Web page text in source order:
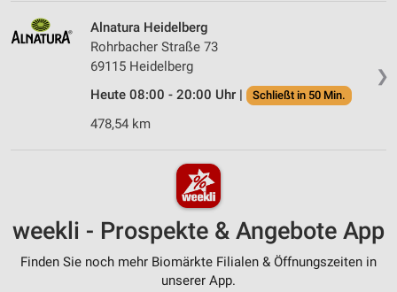
❯
Alnatura Heidelberg
Rohrbacher Straße 73
69115 Heidelberg
Heute 08:00 - 20:00 Uhr |
Schließt in 50 Min.
478,54 km
weekli - Prospekte & Angebote App
Finden Sie noch mehr Biomärkte Filialen & Öffnungszeiten in
unserer App.